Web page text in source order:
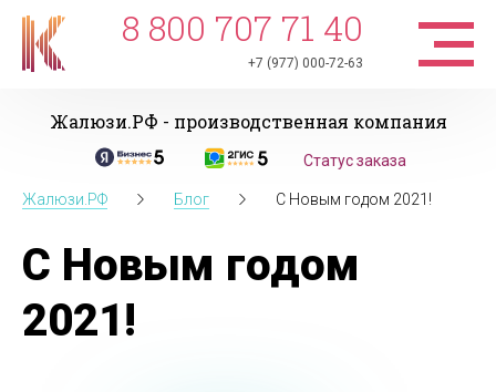
8 800 707 71 40
+7 (977) 000-72-63
Жалюзи.РФ - производственная компания
Статус заказа
Жалюзи.РФ Блог С Новым годом 2021!
С Новым годом
2021!